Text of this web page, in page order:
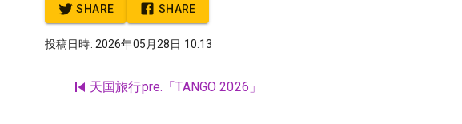
SHARE SHARE
投稿日時: 2026年05月28日 10:13
天国旅行pre.「TANGO 2026」